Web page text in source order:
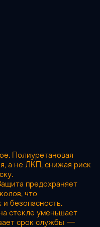
Полиуретановая
а не ЛКП, снижая риск
предохраняет
что
безопасность.
стекле уменьшает
срок службы —